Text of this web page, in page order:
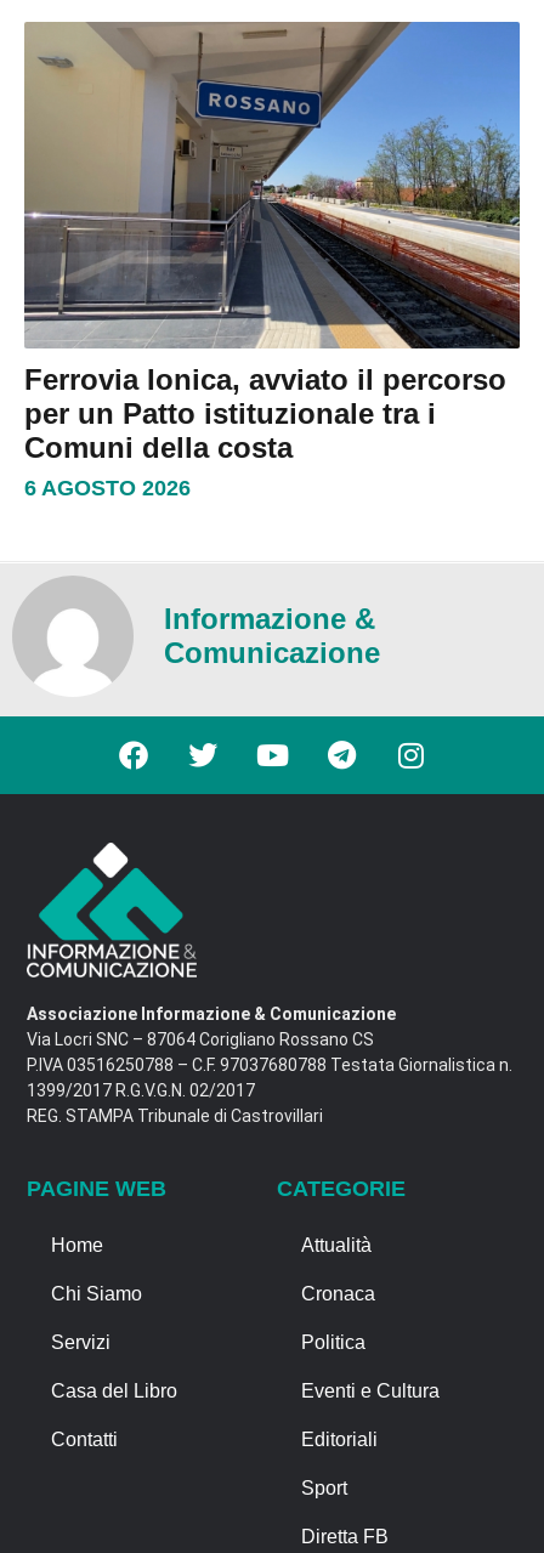
Ferrovia Ionica, avviato il percorso
per un Patto istituzionale tra i
Comuni della costa
6 AGOSTO 2026
Informazione &
Comunicazione
Associazione Informazione & Comunicazione
Via Locri SNC – 87064 Corigliano Rossano CS
P.IVA 03516250788 – C.F. 97037680788 Testata Giornalistica n.
1399/2017 R.G.V.G.N. 02/2017
REG. STAMPA Tribunale di Castrovillari
PAGINE WEB
Home
Chi Siamo
Servizi
Casa del Libro
Contatti
CATEGORIE
Attualità
Cronaca
Politica
Eventi e Cultura
Editoriali
Sport
Diretta FB